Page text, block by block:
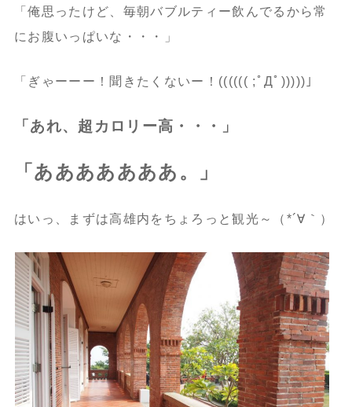
「俺思ったけど、毎朝バブルティー飲んでるから常
にお腹いっぱいな・・・」
「ぎゃーーー！聞きたくないー！(((((( ;ﾟДﾟ)))))」
「あれ、超カロリー高・・・」
「あああああああ。」
はいっ、まずは高雄内をちょろっと観光～（*´∀｀）